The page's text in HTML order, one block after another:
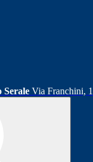
Serale Via Franchini,